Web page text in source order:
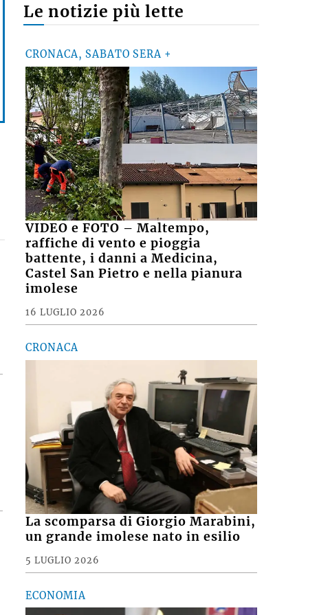
Le notizie più lette
CRONACA, SABATO SERA +
VIDEO e FOTO – Maltempo,
raffiche di vento e pioggia
battente, i danni a Medicina,
Castel San Pietro e nella pianura
imolese
16 LUGLIO 2026
CRONACA
La scomparsa di Giorgio Marabini,
un grande imolese nato in esilio
5 LUGLIO 2026
ECONOMIA